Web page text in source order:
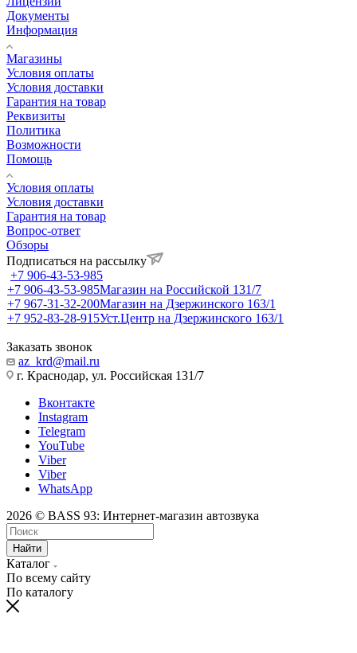
Документы
Информация
Магазины
Условия оплаты
Условия доставки
Гарантия на товар
Реквизиты
Политика
Возможности
Помощь
Условия оплаты
Условия доставки
Гарантия на товар
Вопрос-ответ
Обзоры
Подписаться на рассылку
+7 906-43-53-985
+7 906-43-53-985Магазин на Российской 131/7
+7 967-31-32-200Магазин на Дзержинского 163/1
+7 952-83-28-915Уст.Центр на Дзержинского 163/1
Заказать звонок
az_krd@mail.ru
г. Краснодар, ул. Российская 131/7
Вконтакте
Instagram
Telegram
YouTube
Viber
Viber
WhatsApp
2026 © BASS 93: Интернет-магазин автозвука
Найти
Каталог
По всему сайту
По каталогу